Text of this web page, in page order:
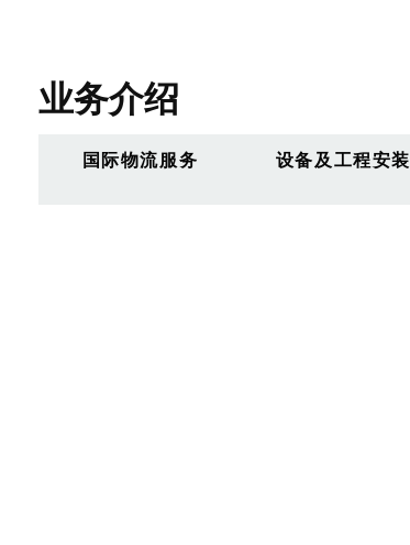
业务介绍
国际物流服务 设备及工程安装